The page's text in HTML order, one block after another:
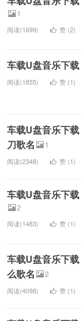
1
阅读(1699) 赞 (2)
车载U盘音乐下
阅读(1855) 赞 (1)
车载U盘音乐下
刀歌名
1
阅读(2348) 赞 (1)
车载U盘音乐下
2
阅读(1483) 赞 (1)
车载U盘音乐下
么歌名
2
阅读(4098) 赞 (1)